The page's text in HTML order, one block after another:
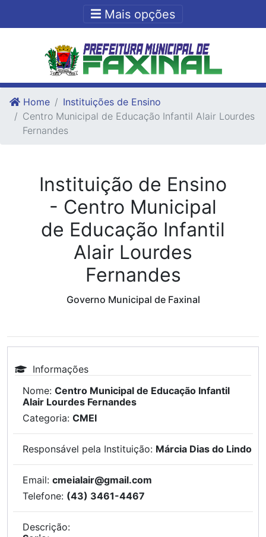
Ir para o fim do conteudo
Mais opções
Home
Instituições de Ensino
Centro Municipal de Educação Infantil Alair Lourdes
Fernandes
Instituição de Ensino
- Centro Municipal
de Educação Infantil
Alair Lourdes
Fernandes
Governo Municipal de Faxinal
Informações
Nome: Centro Municipal de Educação Infantil
Alair Lourdes Fernandes
Categoria: CMEI
Responsável pela Instituição: Márcia Dias do Lindo
Email: cmeialair@gmail.com
Telefone: (43) 3461-4467
Descrição: